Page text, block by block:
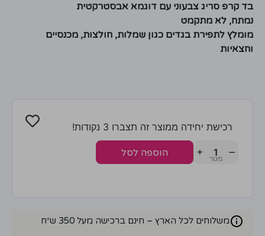
בד קרפ סריג צבעוני עם דוגמא אבסטרקטית
נמתח, לא מתקמט
מומלץ לתפירת בגדים כגון שמלות, חולצות, מכנסיים
וחצאיות
רכישת יחידה ממוצר זה תצברו 3 נקודות!
−
+ הוספה לסל
משלוחים לכל הארץ – חינם ברכישה מעל 350 ש״ח